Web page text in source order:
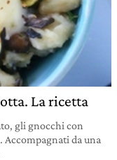
La ricetta
gli gnocchi con
da una